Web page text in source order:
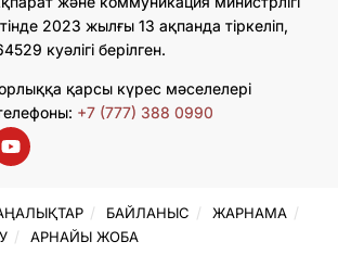
2023 жылғы 13 ақпанда тіркеліп,
куәлігі берілген.
қарсы күрес мәселелері
+7 (777) 388 0990
БАЙЛАНЫС
ЖАРНАМА
АРНАЙЫ ЖОБА